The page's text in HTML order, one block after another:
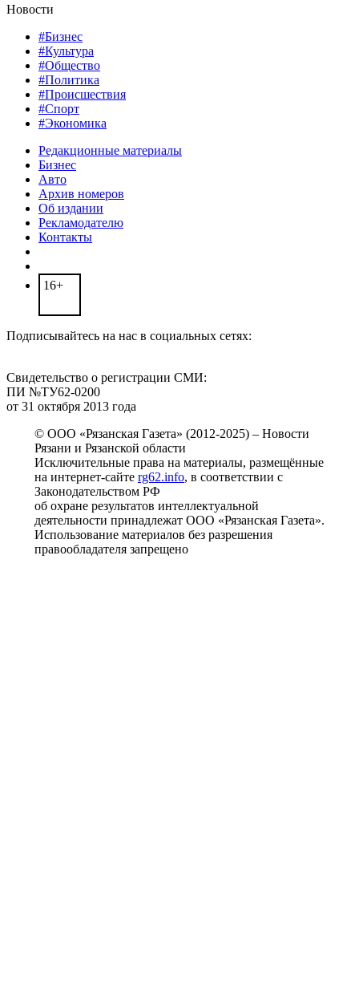
Новости
#Бизнес
#Культура
#Общество
#Политика
#Происшествия
#Спорт
#Экономика
Редакционные материалы
Бизнес
Авто
Архив номеров
Об издании
Рекламодателю
Контакты
16+
Подписывайтесь на нас в социальных сетях:
Свидетельство о регистрации СМИ:
ПИ №ТУ62-0200
от 31 октября 2013 года
© ООО «Рязанская Газета» (2012-2025) – Новости
Рязани и Рязанской области
Исключительные права на материалы, размещённые
на интернет-сайте rg62.info, в соответствии с
Законодательством РФ
об охране результатов интеллектуальной
деятельности принадлежат ООО «Рязанская Газета».
Использование материалов без разрешения
правообладателя запрещено